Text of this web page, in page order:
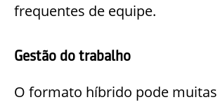
frequentes de equipe.
Gestão do trabalho
O formato híbrido pode muitas